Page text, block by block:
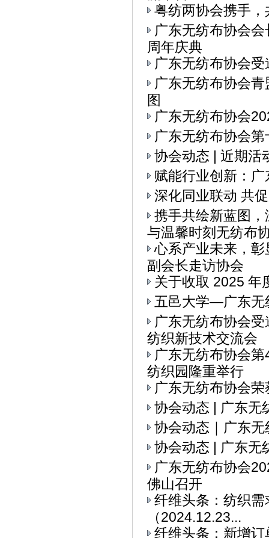
粤纺两协会携手
广东无纺布协会
周年庆典
广东无纺布协会
广东无纺布协会
图
广东无纺布协会
广东无纺布协会
协会动态 | 近期
赋能行业创新：
深化同业联动 共
携手共绘新蓝图
与温馨时刻无纺布
心系产业未来，
副会长走访协会
关于收取 2025 年
五邑大学—广东无
广东无纺布协会
纺织新技术交流会
广东无纺布协会
纺织园隆重举行
广东无纺布协会
协会动态 | 广东无
协会动态｜广东
协会动态 | 广东无
广东无纺布协会
佛山召开
纤维头条：纺织
（2024.12.23...
纤维头条：新增